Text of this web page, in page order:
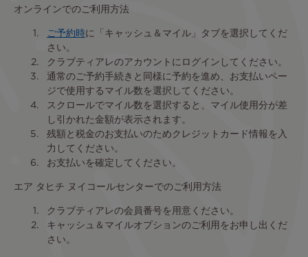
オンラインでのご利用方法
ご予約時に「キャッシュ＆マイル」タブを選択してくだ
さい。
クラブティアレのアカウントにログインしてください。
通常のご予約手続きと同様に予約を進め、お支払いペー
ジで使用するマイル数を選択してください。
スクロールでマイル数を選択すると、マイル使用分が差
し引かれた金額が表示されます。
残額と税金のお支払いのためクレジットカード情報を入
力してください。
お支払いを確定してください。
エア タヒチ ヌイコールセンターでのご利用方法
クラブティアレの会員番号を用意ください。
キャッシュ＆マイルオプションのご利用をお申し出くだ
さい。